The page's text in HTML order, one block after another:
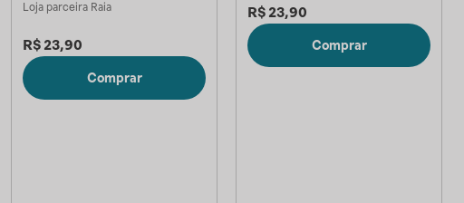
Loja parceira Raia
R$ 23,90
Comprar
R$ 23,90
Comprar